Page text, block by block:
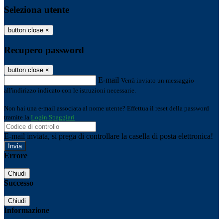
Seleziona utente
button close ×
Recupero password
button close ×
E-mail Verrà inviato un messaggio
all'indirizzo indicato con le istruzioni necessarie.
Non hai una e-mail associata al nome utente? Effettua il reset della password
tramite la Login Spaggiari
E-mail inviata, si prega di controllare la casella di posta elettronica!
Errore
Chiudi
Successo
Chiudi
Informazione